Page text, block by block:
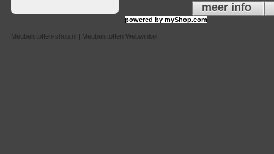
meer info
powered bymyShop.com
Meubelstoffen-shop.nl | Meubelstoffen Webwinkel